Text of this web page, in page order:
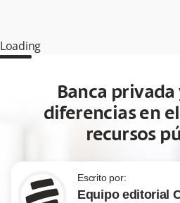
Loading
Banca
diferencias en
recursos
Escrito por:
Equipo editorial